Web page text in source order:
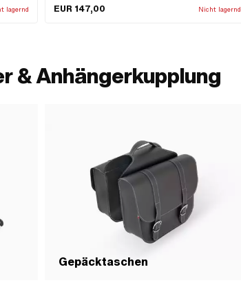
lagernd EUR 147,00 Nicht lagernd
& Anhängerkupplung
Gepäcktaschen